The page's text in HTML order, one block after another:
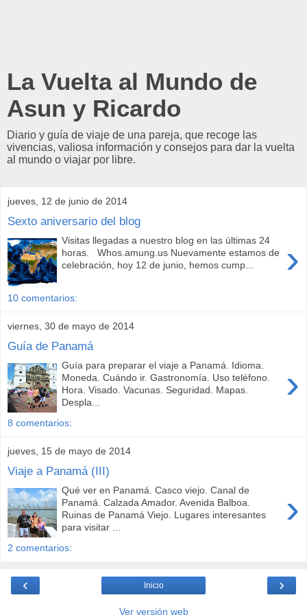
La Vuelta al Mundo de
Asun y Ricardo
Diario y guía de viaje de una pareja, que recoge las
vivencias, valiosa información y consejos para dar la vuelta
al mundo o viajar por libre.
jueves, 12 de junio de 2014
Sexto aniversario del blog
›
Visitas llegadas a nuestro blog en las últimas 24
horas. Whos.amung.us Nuevamente estamos de
celebración, hoy 12 de junio, hemos cump...
10 comentarios:
viernes, 30 de mayo de 2014
Guía de Panamá
›
Guía para preparar el viaje a Panamá. Idioma.
Moneda. Cuándo ir. Gastronomía. Uso teléfono.
Hora. Visado. Vacunas. Seguridad. Mapas.
Despla...
8 comentarios:
jueves, 15 de mayo de 2014
Viaje a Panamá (III)
›
Qué ver en Panamá. Casco viejo. Canal de
Panamá. Calzada Amador. Avenida Balboa.
Ruinas de Panamá Viejo. Lugares interesantes
para visitar ...
2 comentarios:
‹ ›
Inicio
Ver versión web